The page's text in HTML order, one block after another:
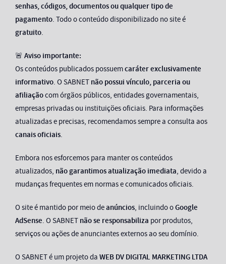
senhas, códigos, documentos ou qualquer tipo de
pagamento. Todo o conteúdo disponibilizado no site é
gratuito.
🚨 Aviso importante:
Os conteúdos publicados possuemcaráter exclusivamente
informativo. O SABNET não possui vínculo, parceria ou
afiliaçãocom órgãos públicos, entidades governamentais,
empresas privadas ou instituições oficiais. Para informações
atualizadas e precisas, recomendamos sempre a consulta aos
canais oficiais.
Embora nos esforcemos para manter os conteúdos
atualizados, não garantimos atualização imediata, devido a
mudanças frequentes em normas e comunicados oficiais.
O site é mantido por meio deanúncios, incluindo oGoogle
AdSense. O SABNET não se responsabiliza por produtos,
serviços ou ações de anunciantes externos ao seu domínio.
O SABNET é um projeto da WEB DV DIGITAL MARKETING LTDA